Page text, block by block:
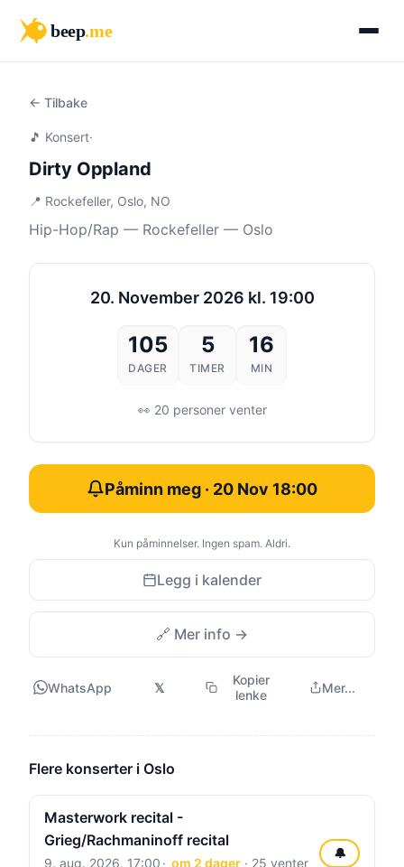
beep.me
← Tilbake
🎵 Konsert·
Dirty Oppland
📍 Rockefeller, Oslo, NO
Hip-Hop/Rap — Rockefeller — Oslo
20. November 2026 kl. 19:00
105
DAGER
5
TIMER
16
MIN
👀 20 personer venter
Påminn meg · 20 Nov 18:00
Kun påminnelser. Ingen spam. Aldri.
Legg i kalender
🔗 Mer info →
WhatsApp 𝕏
Kopier
lenke
Mer...
Flere konserter i Oslo
Masterwork recital -
Grieg/Rachmaninoff recital
9. aug. 2026, 17:00 om 2 dager· 25 venter
🔔